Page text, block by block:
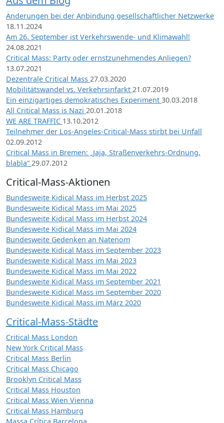
Änderungen bei der Anbindung gesellschaftlicher Netzwerke
18.11.2024
Am 26. September ist Verkehrswende- und Klimawahl!
24.08.2021
Critical Mass: Party oder ernstzunehmendes Anliegen?
13.07.2021
Dezentrale Critical Mass 27.03.2020
Mobilitätswandel vs. Verkehrsinfarkt 21.07.2019
Ein einzigartiges demokratisches Experiment 30.03.2018
All Critical Mass is Nazi 20.01.2018
WE ARE TRAFFIC 13.10.2012
Teilnehmer der Los-Angeles-Critical-Mass stirbt bei Unfall
02.09.2012
Critical Mass in Bremen: „Jaja, Straßenverkehrs-Ordnung,
blabla“ 29.07.2012
Critical-Mass-Aktionen
Bundesweite Kidical Mass im Herbst 2025
Bundesweite Kidical Mass im Mai 2025
Bundesweite Kidical Mass im Herbst 2024
Bundesweite Kidical Mass im Mai 2024
Bundesweite Gedenken an Natenom
Bundesweite Kidical Mass im September 2023
Bundesweite Kidical Mass im Mai 2023
Bundesweite Kidical Mass im Mai 2022
Bundesweite Kidical Mass im September 2021
Bundesweite Kidical Mass im September 2020
Bundesweite Kidical Mass im März 2020
Critical-Mass-Städte
Critical Mass London
New York Critical Mass
Critical Mass Berlin
Critical Mass Chicago
Brooklyn Critical Mass
Critical Mass Houston
Critical Mass Wien Vienna
Critical Mass Hamburg